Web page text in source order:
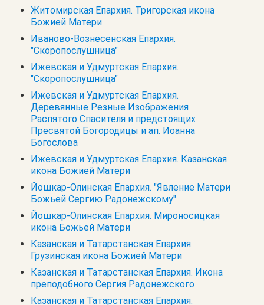
Житомирская Епархия. Тригорская икона
Божией Матери
Иваново-Вознесенская Епархия.
"Скоропослушница"
Ижевская и Удмуртская Епархия.
"Скоропослушница"
Ижевская и Удмуртская Епархия.
Деревянные Резные Изображения
Распятого Спасителя и предстоящих
Пресвятой Богородицы и ап. Иоанна
Богослова
Ижевская и Удмуртская Епархия. Казанская
икона Божией Матери
Йошкар-Олинская Епархия. "Явление Матери
Божьей Сергию Радонежскому"
Йошкар-Олинская Епархия. Мироносицкая
икона Божьей Матери
Казанская и Татарстанская Епархия.
Грузинская икона Божией Матери
Казанская и Татарстанская Епархия. Икона
преподобного Сергия Радонежского
Казанская и Татарстанская Епархия.